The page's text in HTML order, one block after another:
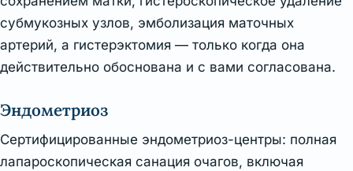
субмукозных узлов, эмболизация маточных
артерий, а гистерэктомия — только когда она
действительно обоснована и с вами согласована.
Эндометриоз
Сертифицированные эндометриоз-центры: полная
лапароскопическая санация очагов, включая